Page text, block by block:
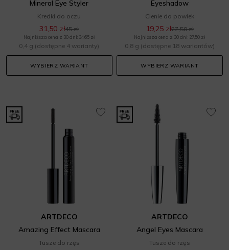
Mineral Eye Styler
Kredki do oczu
31,50 zł45 zł
Najniższa cena z 30 dni: 34,65 zł
0,4 g (dostępne 4 warianty)
WYBIERZ WARIANT
Eyeshadow
Cienie do powiek
19,25 zł27,50 zł
Najniższa cena z 30 dni: 27,50 zł
0,8 g (dostępne 18 wariantów)
WYBIERZ WARIANT
ARTDECO
Amazing Effect Mascara
Tusze do rzęs
ARTDECO
Angel Eyes Mascara
Tusze do rzęs